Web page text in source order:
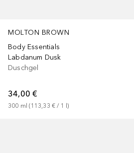
MOLTON BROWN
Body Essentials
Labdanum Dusk
Duschgel
34,00 €
300 ml (113,33 € / 1 l)